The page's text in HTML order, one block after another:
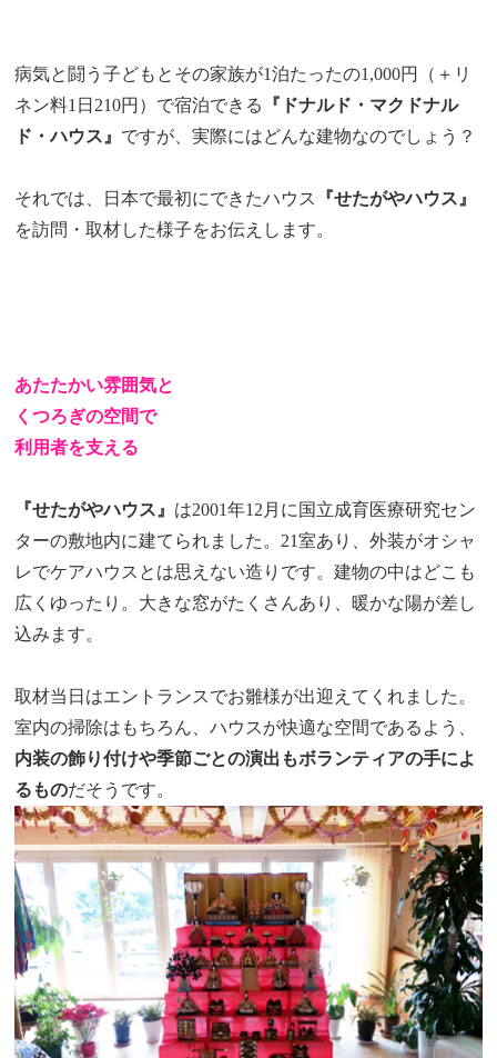
病気と闘う子どもとその家族が1泊たったの1,000円（＋リ
ネン料1日210円）で宿泊できる
『ドナルド・マクドナル
ド・ハウス』 ですが、実際にはどんな建物なのでしょう？
それでは、日本で最初にできたハウス
『せたがやハウス』
を訪問・取材した様子をお伝えします。
あたたかい雰囲気と
くつろぎの空間で
利用者を支える
『せたがやハウス』 は2001年12月に国立成育医療研究セン
ターの敷地内に建てられました。21室あり、外装がオシャ
レでケアハウスとは思えない造りです。建物の中はどこも
広くゆったり。大きな窓がたくさんあり、暖かな陽が差し
込みます。
取材当日はエントランスでお雛様が出迎えてくれました。
室内の掃除はもちろん、ハウスが快適な空間であるよう、
内装の飾り付けや季節ごとの演出もボランティアの手によ
るものだそうです。